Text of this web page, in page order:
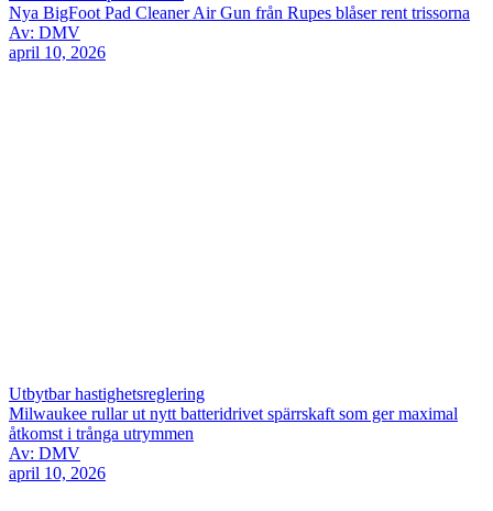
Nya BigFoot Pad Cleaner Air Gun från Rupes blåser rent trissorna
Av: DMV
april 10, 2026
Utbytbar hastighetsreglering
Milwaukee rullar ut nytt batteridrivet spärrskaft som ger maximal
åtkomst i trånga utrymmen
Av: DMV
april 10, 2026